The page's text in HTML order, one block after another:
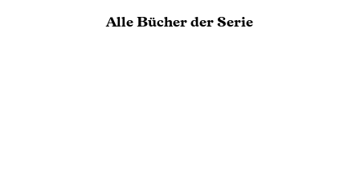
Alle Bücher der Serie